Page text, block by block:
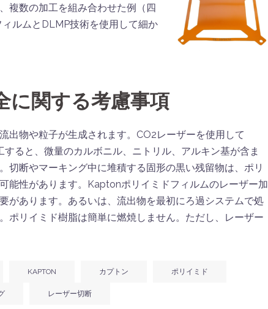
複数の加工を組み合わせた例（四
ルムとDLMP技術を使用して細か
に関する考慮事項
出物や粒子が生成されます。CO2レーザーを使用して
ると、微量のカルボニル、ニトリル、アルキン基が含ま
切断やマーキング中に堆積する固形の黒い残留物は、ポリ
能性があります。Kaptonポリイミドフィルムのレーザー加
があります。あるいは、流出物を最初にろ過システムで処
ポリイミド樹脂は簡単に燃焼しません。ただし、レーザー
KAPTON カプトン ポリイミド
レーザー切断